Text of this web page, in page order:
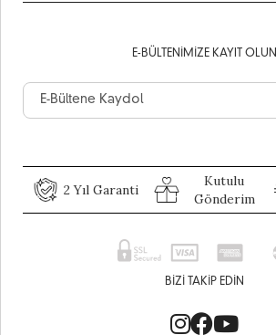
E-BÜLTENIMIZE KAYIT OLUN
2 Yıl Garanti
Kutulu
Gönderim
BIZI TAKIP EDIN